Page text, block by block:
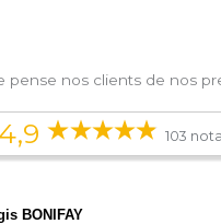
pense nos clients de nos
4,9 103
BONIFAY